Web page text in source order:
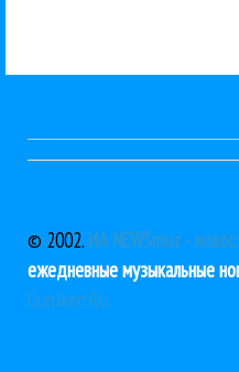
© 2002. ИА NEWSmuz -
ежедневные музыкальные
Guruken.Ru